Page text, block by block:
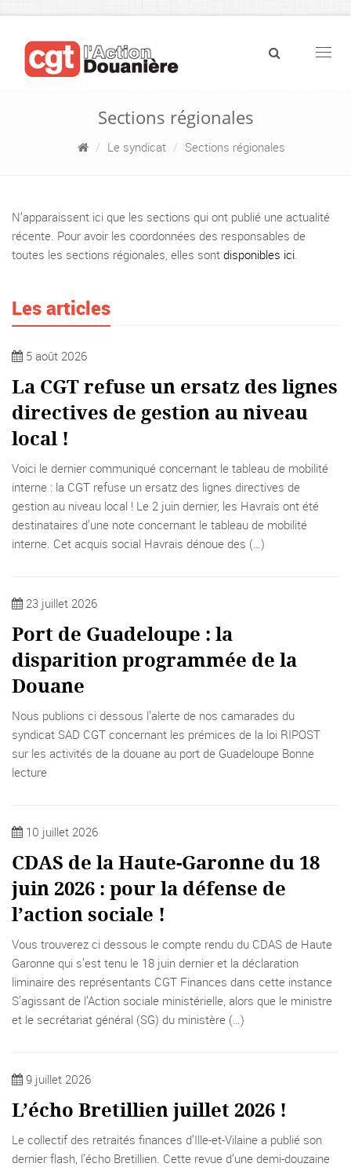
Sections régionales
Le syndicat Sections régionales
N’apparaissent ici que les sections qui ont publié une actualité
récente. Pour avoir les coordonnées des responsables de
toutes les sections régionales, elles sont disponibles ici.
Les articles
5 août 2026
La CGT refuse un ersatz des lignes
directives de gestion au niveau
local !
Voici le dernier communiqué concernant le tableau de mobilité
interne : la CGT refuse un ersatz des lignes directives de
gestion au niveau local ! Le 2 juin dernier, les Havrais ont été
destinataires d’une note concernant le tableau de mobilité
interne. Cet acquis social Havrais dénoue des (…)
23 juillet 2026
Port de Guadeloupe : la
disparition programmée de la
Douane
Nous publions ci dessous l’alerte de nos camarades du
syndicat SAD CGT concernant les prémices de la loi RIPOST
sur les activités de la douane au port de Guadeloupe Bonne
lecture
10 juillet 2026
CDAS de la Haute-Garonne du 18
juin 2026 : pour la défense de
l’action sociale !
Vous trouverez ci dessous le compte rendu du CDAS de Haute
Garonne qui s’est tenu le 18 juin dernier et la déclaration
liminaire des représentants CGT Finances dans cette instance
S’agissant de l’Action sociale ministérielle, alors que le ministre
et le secrétariat général (SG) du ministère (…)
9 juillet 2026
L’écho Bretillien juillet 2026 !
Le collectif des retraités finances d’Ille-et-Vilaine a publié son
dernier flash, l’écho Bretillien. Cette revue d’une demi-douzaine